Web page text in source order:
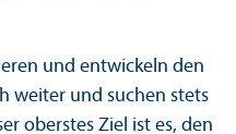
und entwickeln den
weiter und suchen stets
oberstes Ziel ist es, den